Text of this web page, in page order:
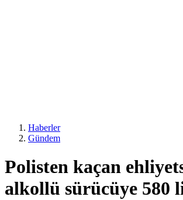
Haberler
Gündem
Polisten kaçan
alkollü sürücüye 580